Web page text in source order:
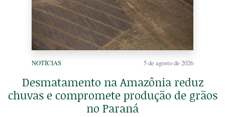
NOTÍCIAS 5 de agosto de 2026
Desmatamento na Amazônia reduz
chuvas e compromete produção de grãos
no Paraná